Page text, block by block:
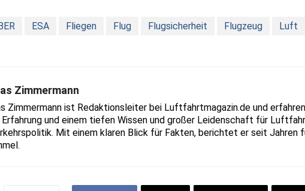
BER ESA Fliegen Flug Flugsicherheit Flugzeug Luft
Zimmermann
Zimmermann ist Redaktionsleiter bei Luftfahrtmagazin.de und
Erfahrung und einem tiefen Wissen und großer Leidenschaft für
Mit einem klaren Blick für Fakten, berichtet er seit Jahren